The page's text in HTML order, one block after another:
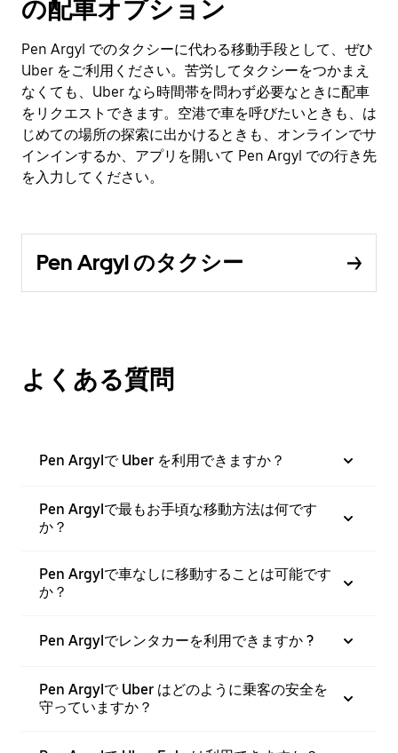
の配車オプション
Pen Argyl でのタクシーに代わる移動手段として、ぜひ
Uber をご利用ください。苦労してタクシーをつかまえ
なくても、Uber なら時間帯を問わず必要なときに配車
をリクエストできます。空港で車を呼びたいときも、は
じめての場所の探索に出かけるときも、オンラインでサ
インインするか、アプリを開いて Pen Argyl での行き先
を入力してください。
Pen Argyl のタクシー
よくある質問
Pen Argylで Uber を利用できますか？
Pen Argylで最もお手頃な移動方法は何です
か？
Pen Argylで車なしに移動することは可能です
か？
Pen Argylでレンタカーを利用できますか ?
Pen Argylで Uber はどのように乗客の安全を
守っていますか？